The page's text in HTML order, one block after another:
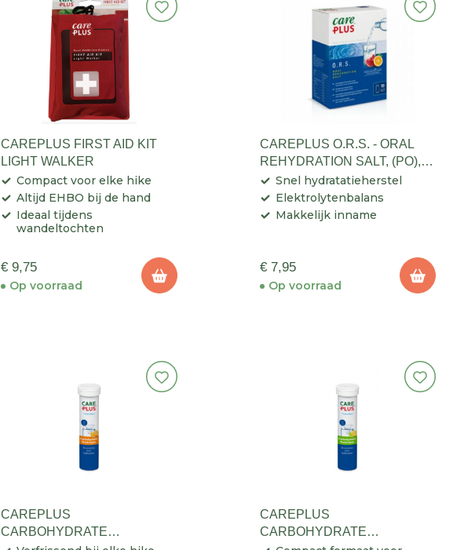
CAREPLUS FIRST AID KIT
LIGHT WALKER
Compact voor elke hike
Altijd EHBO bij de hand
Ideaal tijdens
wandeltochten
€ 9,75
Op voorraad
CAREPLUS O.R.S. - ORAL
REHYDRATION SALT, (PO),
10 SACHETS
Snel hydratatieherstel
Elektrolytenbalans
Makkelijk inname
€ 7,95
Op voorraad
CAREPLUS
CARBOHYDRATE
CAREPLUS
CARBOHYDRATE